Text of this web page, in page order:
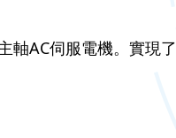
軸AC伺服電機。實現